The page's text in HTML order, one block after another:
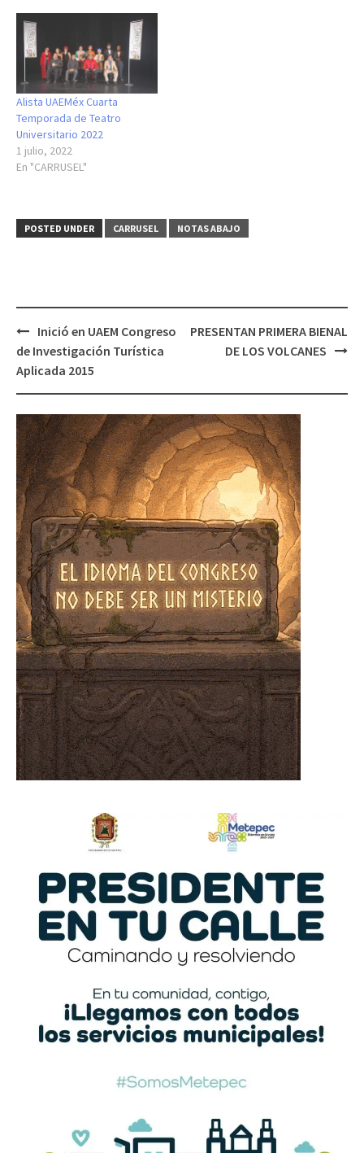
Alista UAEMéx Cuarta
Temporada de Teatro
Universitario 2022
1 julio, 2022
En "CARRUSEL"
POSTED UNDER CARRUSEL NOTAS ABAJO
Post
navigation
Inició en UAEM Congreso
de Investigación Turística
Aplicada 2015
PRESENTAN PRIMERA BIENAL
DE LOS VOLCANES